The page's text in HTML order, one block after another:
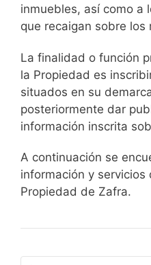
inmuebles, así como a
que recaigan sobre los
La finalidad o función
la Propiedad es
situados en su
posteriormente dar
información inscrita
A continuación se
información y servicios
Propiedad de Zafra.